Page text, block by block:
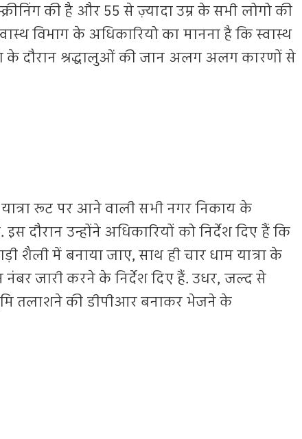
की है और 55 से ज़्यादा उम्र के सभी लोगो की
विभाग के अधिकारियो का मानना है कि स्वास्थ
के दौरान श्रद्धालुओं की जान अलग अलग कारणों से
यात्रा रूट पर आने वाली सभी नगर निकाय के
दौरान उन्होंने अधिकारियों को निर्देश दिए हैं कि
शैली में बनाया जाए, साथ ही चार धाम यात्रा के
जारी करने के निर्देश दिए हैं. उधर, जल्द से
तलाशने की डीपीआर बनाकर भेजने के